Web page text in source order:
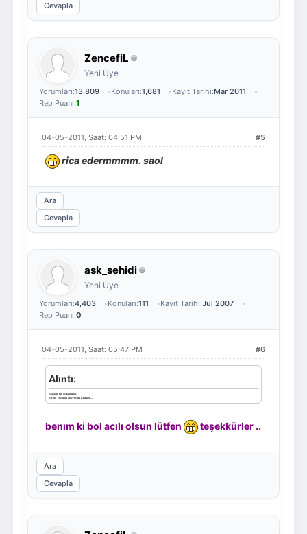
Cevapla
ZencefiL
Yeni Üye
Yorumları:13,809 Konuları:1,681 Kayıt Tarihi:Mar 2011
Rep Puanı:1
#5
04-05-2011, Saat: 04:51 PM
rica edermmmm. saol
Ara
Cevapla
ask_sehidi
Yeni Üye
Yorumları:4,403 Konuları:111 Kayıt Tarihi:Jul 2007
Rep Puanı:0
#6
04-05-2011, Saat: 05:47 PM
Alıntı:
Bol acılı bir veda bakışı,
Bir de 'yüzünün giderkenki ıslaklığı'...
benım ki bol acılı olsun lütfen teşekkürler ..
Ara
Cevapla